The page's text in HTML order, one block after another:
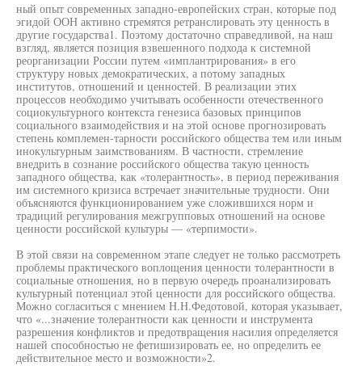
ный опыт современных западно-европейских стран, которые под
эгидой ООН активно стремятся ретранслировать эту ценность в
другие государства1. Поэтому достаточно справедливой, на наш
взгляд, является позиция взвешенного подхода к системной
реорганизации России путем «имплантрирования» в его
структуру новых демократических, а потому западных
институтов, отношений и ценностей. В реализации этих
процессов необходимо учитывать особенности отечественного
социокультурного контекста генезиса базовых принципов
социального взаимодействия и на этой основе прогнозировать
степень комплемен-тарности российского общества тем или иным
инокультурным заимствованиям. В частности, стремление
внедрить в сознание российского общества такую ценность
западного общества, как «толерантность», в период переживания
им системного кризиса встречает значительные трудности. Они
объясняются функционированием уже сложившихся норм и
традиций регулирования межгрупповых отношений на основе
ценности российской культуры — «терпимости».
В этой связи на современном этапе следует не только рассмотреть
проблемы практического воплощения ценности толерантности в
социальные отношения, но в первую очередь проанализировать
культурный потенциал этой ценности для российского общества.
Можно согласиться с мнением Н.Н.Федотовой, которая указывает,
что «...значение толерантности как ценности и инструмента
разрешения конфликтов и предотвращения насилия определяется
нашей способностью не фетишизировать ее, но определить ее
действительное место и возможности»2.